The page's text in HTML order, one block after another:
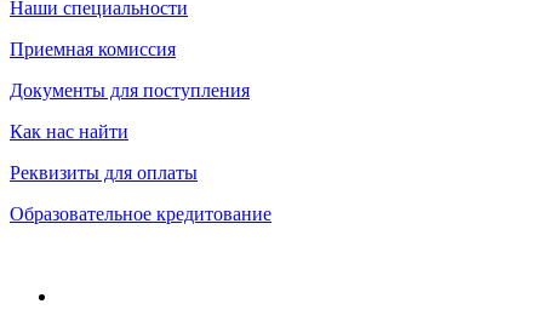
Наши специальности
Приемная комиссия
Документы для поступления
Как нас найти
Реквизиты для оплаты
Образовательное кредитование